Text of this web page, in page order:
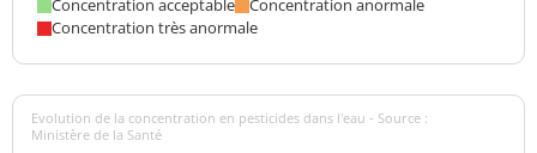
Concentration acceptable
Concentration anormale
Concentration très anormale
Evolution de la concentration en pesticides dans l'eau - Source :
Ministère de la Santé